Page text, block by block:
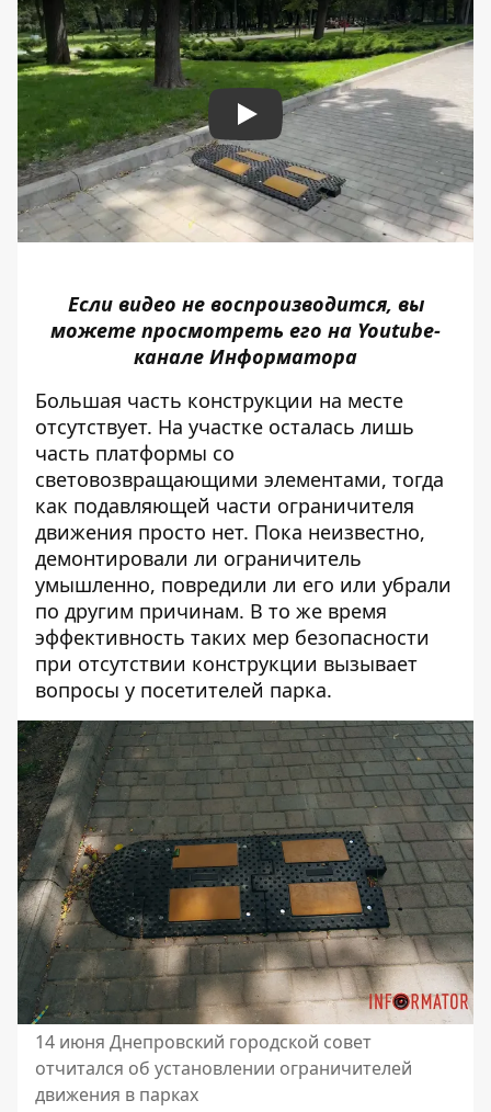
Play
Если видео не воспроизводится, вы
можете просмотреть его на Youtube-
канале Информатора
Большая часть конструкции на месте
отсутствует. На участке осталась лишь
часть платформы со
световозвращающими элементами, тогда
как подавляющей части ограничителя
движения просто нет. Пока неизвестно,
демонтировали ли ограничитель
умышленно, повредили ли его или убрали
по другим причинам. В то же время
эффективность таких мер безопасности
при отсутствии конструкции вызывает
вопросы у посетителей парка.
14 июня Днепровский городской совет
отчитался об установлении ограничителей
движения в парках